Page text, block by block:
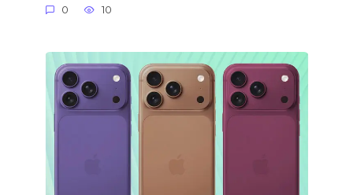
0 10